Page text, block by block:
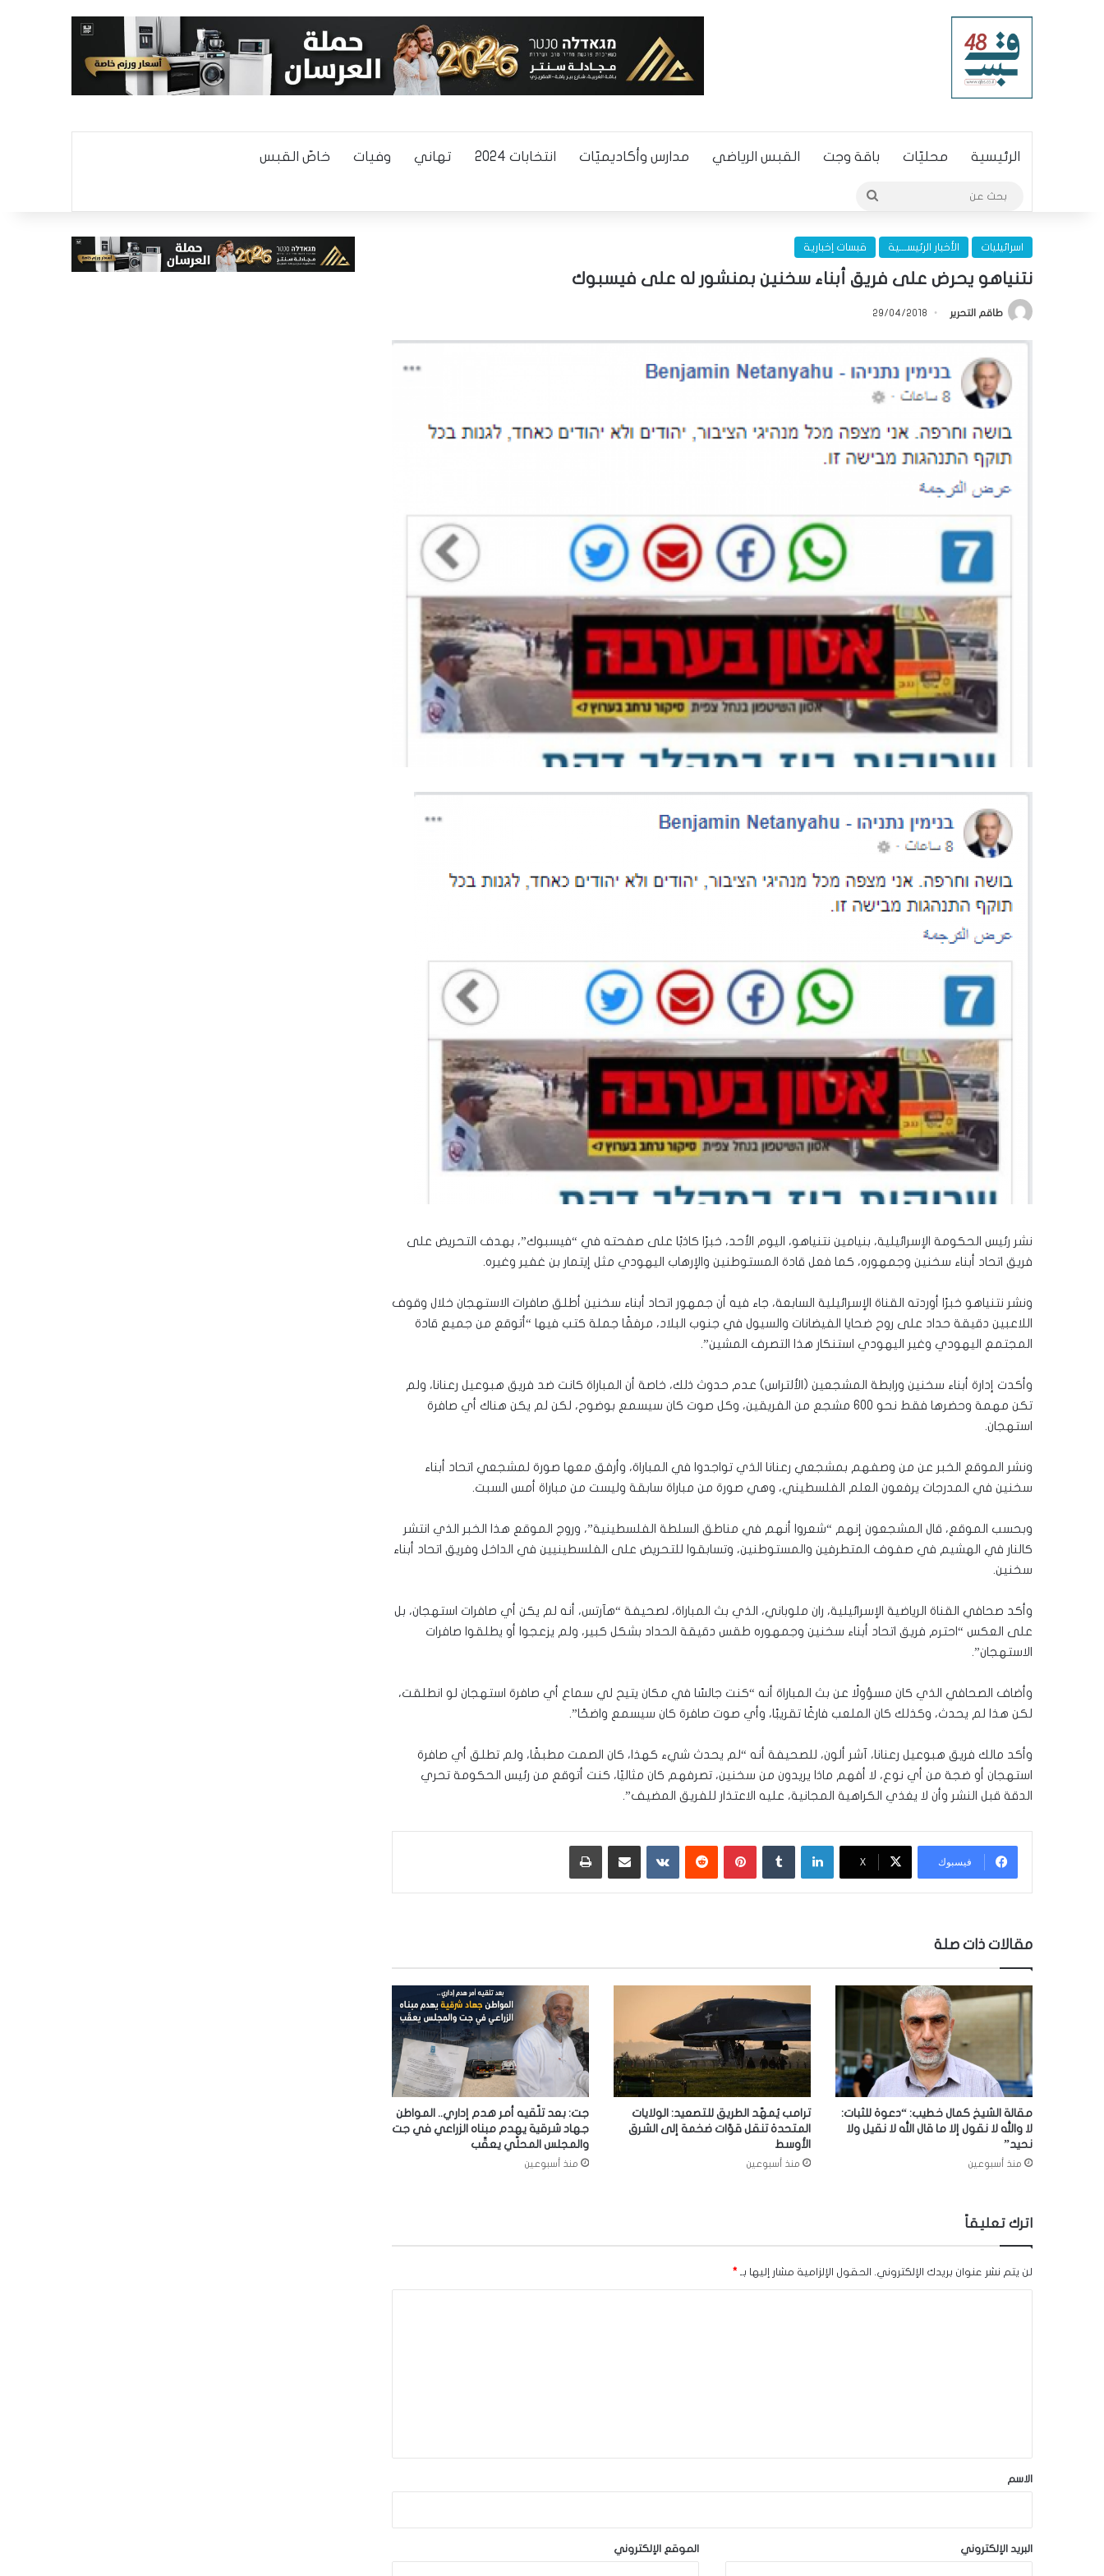
الرئيسية محليّات باقة وجت القبس الرياضي مدارس وأكاديميّات انتخابات 2024 تهاني وفيات خاصّ القبس
اسرائيليات الأخبار الرئيســـية قبسات إخبارية
نتنياهو يحرض على فريق أبناء سخنين بمنشور له على فيسبوك
طاقم التحرير 29/04/2018
نشر رئيس الحكومة الإسرائيلية، بنيامين نتنياهو، اليوم الأحد، خبرًا كاذبًا على صفحته في “فيسبوك”، بهدف التحريض على
فريق اتحاد أبناء سخنين وجمهوره، كما فعل قادة المستوطنين والإرهاب اليهودي مثل إيتمار بن غفير وغيره.
ونشر نتنياهو خبرًا أوردته القناة الإسرائيلية السابعة، جاء فيه أن جمهور اتحاد أبناء سخنين أطلق صافرات الاستهجان خلال وقوف
اللاعبين دقيقة حداد على روح ضحايا الفيضانات والسيول في جنوب البلاد، مرفقًا جملة كتب فيها “أتوقع من جميع قادة
المجتمع اليهودي وغير اليهودي استنكار هذا التصرف المشين”.
وأكدت إدارة أبناء سخنين ورابطة المشجعين (الألتراس) عدم حدوث ذلك، خاصة أن المباراة كانت ضد فريق هبوعيل رعنانا، ولم
تكن مهمة وحضرها فقط نحو 600 مشجع من الفريقين، وكل صوت كان سيسمع بوضوح، لكن لم يكن هناك أي صافرة
استهجان.
ونشر الموقع الخبر عن من وصفهم بمشجعي رعنانا الذي تواجدوا في المباراة، وأرفق معها صورة لمشجعي اتحاد أبناء
سخنين في المدرجات يرفعون العلم الفلسطيني، وهي صورة من مباراة سابقة وليست من مباراة أمس السبت.
وبحسب الموقع، قال المشجعون إنهم “شعروا أنهم في مناطق السلطة الفلسطينية”، وروج الموقع هذا الخبر الذي انتشر
كالنار في الهشيم في صفوف المتطرفين والمستوطنين، وتسابقوا للتحريض على الفلسطينيين في الداخل وفريق اتحاد أبناء
سخنين.
وأكد صحافي القناة الرياضية الإسرائيلية، ران ملوباني، الذي بث المباراة، لصحيفة “هآرتس، أنه لم يكن أي صافرات استهجان، بل
على العكس “احترم فريق اتحاد أبناء سخنين وجمهوره طقس دقيقة الحداد بشكل كبير، ولم يزعجوا أو يطلقوا صافرات
الاستهجان”.
وأضاف الصحافي الذي كان مسؤولًا عن بث المباراة أنه “كنت جالسًا في مكان يتيح لي سماع أي صافرة استهجان لو انطلقت،
لكن هذا لم يحدث، وكذلك كان الملعب فارغًا تقريبًا، وأي صوت صافرة كان سيسمع واضحًا”.
وأكد مالك فريق هبوعيل رعنانا، آشر ألون، للصحيفة أنه “لم يحدث شيء كهذا، كان الصمت مطبقًا، ولم تطلق أي صافرة
استهجان أو ضجة من أي نوع، لا أفهم ماذا يريدون من سخنين، تصرفهم كان مثاليًا، كنت أتوقع من رئيس الحكومة تحري
الدقة قبل النشر وأن لا يغذي الكراهية المجانية، عليه الاعتذار للفريق المضيف”.
فيسبوك ‫X
لينكدإن بينتيريست ‏VKontakte
مقالات ذات صلة
مقالة الشيخ كمال خطيب: “دعوة للثبات:
لا والله لا نقول إلا ما قال الله لا نقيل ولا
نحيد”
منذ أسبوعين
ترامب يُمهّد الطريق للتصعيد: الولايات
المتحدة تنقل قوّات ضخمة إلى الشرق
الأوسط
منذ أسبوعين
جت: بعد تلّقيه أمر هدم إداري.. المواطن
جهاد شرقية يهدم مبناه الزراعي في جت
والمجلس المحلّي يعقّب
منذ أسبوعين
اترك تعليقاً
لن يتم نشر عنوان بريدك الإلكتروني. الحقول الإلزامية مشار إليها بـ *
*
الاسم
البريد الإلكتروني الموقع الإلكتروني